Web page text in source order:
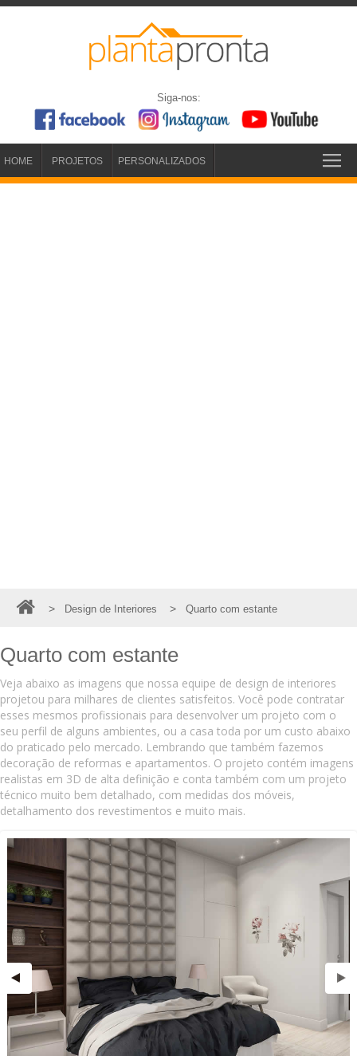
Siga-nos:
HOME PROJETOS PERSONALIZADOS
> Design de Interiores > Quarto com estante
Quarto com estante
Veja abaixo as imagens que nossa equipe de design de interiores
projetou para milhares de clientes satisfeitos. Você pode contratar
esses mesmos profissionais para desenvolver um projeto com o
seu perfil de alguns ambientes, ou a casa toda por um custo abaixo
do praticado pelo mercado. Lembrando que também fazemos
decoração de reformas e apartamentos. O projeto contém imagens
realistas em 3D de alta definição e conta também com um projeto
técnico muito bem detalhado, com medidas dos móveis,
detalhamento dos revestimentos e muito mais.